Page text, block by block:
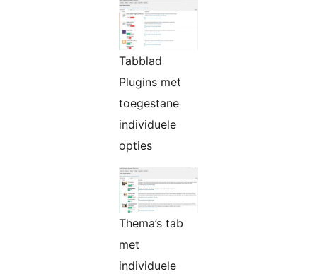
Tabblad
Plugins met
toegestane
individuele
opties
Thema’s tab
met
individuele